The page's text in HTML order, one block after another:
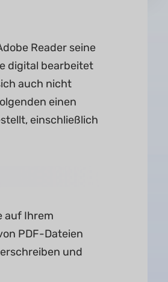
Reader seine
digital bearbeitet
auch nicht
einen
einschließlich
auf Ihrem
PDF-Dateien
und